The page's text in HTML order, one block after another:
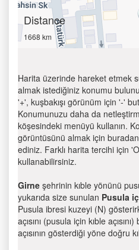
Distance
1668 km
Harita üzerinde hareket etmek
almak istediğiniz konumu
'+', kuşbakışı görünüm için '-'
Konumunuzu daha da
köşesindeki menüyü kullanın.
görüntüsünü almak için
ediniz. Farklı harita tercihi için
kullanabilirsiniz.
Girne şehrinin kıble yönünü
yukarıda size sunulan Pusula
Pusula ibresi kuzeyi (N)
açısını (pusula için kıble
açısının gösterdiği yöne doğru